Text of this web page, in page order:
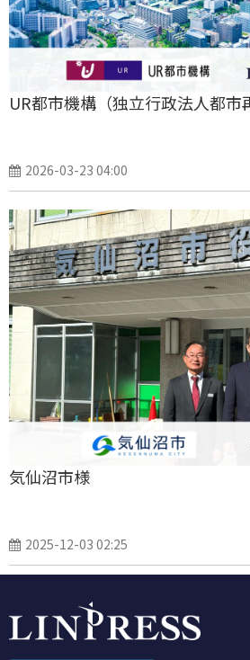
UR都市機構（独立行政法人都市
2026-03-23 04:00
気仙沼市様
2025-12-03 02:25